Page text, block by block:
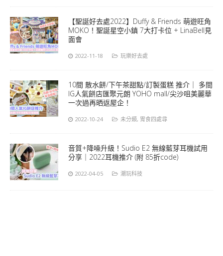
【聖誕好去處2022】Duffy & Friends 萌遊旺角
MOKO！聖誕星空小鎮 7大打卡位 + LinaBell見
面會
2022-11-18 玩樂好去處
10間 散水餅/下午茶甜點/訂製蛋糕 推介｜ 多間
IG人氣餅店匯聚元朗 YOHO mall/尖沙咀美麗華
一次過再晒返屋企！
2022-10-24 未分類, 胃食四處尋
音質+降噪升級！Sudio E2 無線藍芽耳機試用
分享｜2022耳機推介 (附 85折code)
2022-04-05 潮玩科技